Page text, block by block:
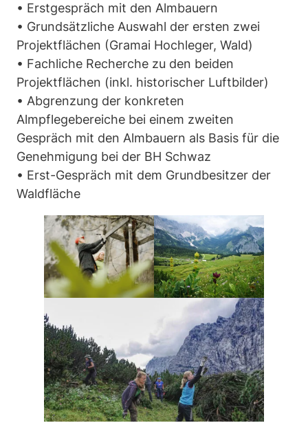
• Erstgespräch mit den Almbauern
• Grundsätzliche Auswahl der ersten zwei
Projektflächen (Gramai Hochleger, Wald)
• Fachliche Recherche zu den beiden
Projektflächen (inkl. historischer Luftbilder)
• Abgrenzung der konkreten
Almpflegebereiche bei einem zweiten
Gespräch mit den Almbauern als Basis für die
Genehmigung bei der BH Schwaz
• Erst-Gespräch mit dem Grundbesitzer der
Waldfläche